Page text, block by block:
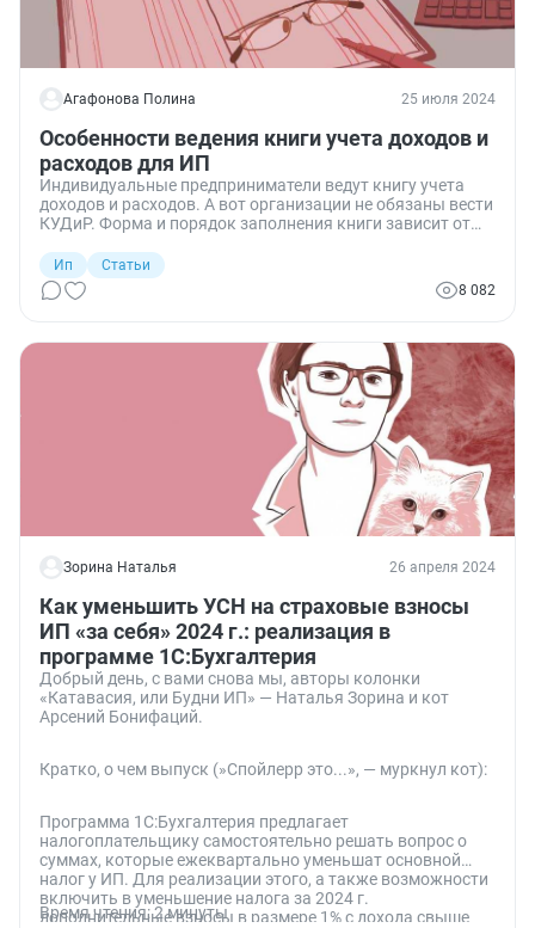
Агафонова Полина 25 июля 2024
Особенности ведения книги учета доходов и
расходов для ИП
Индивидуальные предприниматели ведут книгу учета
доходов и расходов. А вот организации не обязаны вести
КУДиР. Форма и порядок заполнения книги зависит от
подробно.
Ип
Статьи
8 082
Зорина Наталья 26 апреля 2024
Как уменьшить УСН на страховые взносы
ИП «за себя» 2024 г.: реализация в
программе 1С:Бухгалтерия
Добрый день, с вами снова мы, авторы колонки
«Катавасия, или Будни ИП» — Наталья Зорина и кот
Арсений Бонифаций.
Кратко, о чем выпуск (»Спойлерр это...», — муркнул кот):
Программа 1С:Бухгалтерия предлагает
налогоплательщику самостоятельно решать вопрос о
суммах, которые ежеквартально уменьшат основной
налог у ИП. Для реализации этого, а также возможности
включить в уменьшение налога за 2024 г.
дополнительные взносы в размере 1% с дохода свыше
Время чтения: 2 минуты